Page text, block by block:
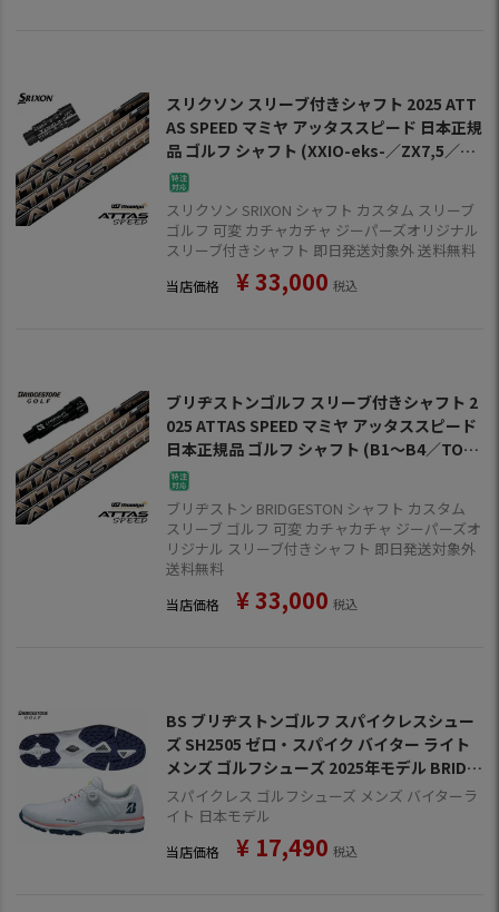
スリクソン スリーブ付きシャフト 2025 ATT
AS SPEED マミヤ アッタススピード 日本正規
品 ゴルフ シャフト (XXIO-eks-／ZX7,5／Z7
85／Z765／Z565)
スリクソン SRIXON シャフト カスタム スリーブ
ゴルフ 可変 カチャカチャ ジーパーズオリジナル
スリーブ付きシャフト 即日発送対象外 送料無料
当店価格 ¥33,000 税込
ブリヂストンゴルフ スリーブ付きシャフト 2
025 ATTAS SPEED マミヤ アッタススピード
日本正規品 ゴルフ シャフト (B1～B4／TOU
R B／J815／J715)
ブリヂストン BRIDGESTON シャフト カスタム
スリーブ ゴルフ 可変 カチャカチャ ジーパーズオ
リジナル スリーブ付きシャフト 即日発送対象外
送料無料
当店価格 ¥33,000 税込
BS ブリヂストンゴルフ スパイクレスシュー
ズ SH2505 ゼロ・スパイク バイター ライト
メンズ ゴルフシューズ 2025年モデル BRIDG
ESTONE GOLF 日本正規品
スパイクレス ゴルフシューズ メンズ バイターラ
イト 日本モデル
当店価格 ¥ 17,490 税込